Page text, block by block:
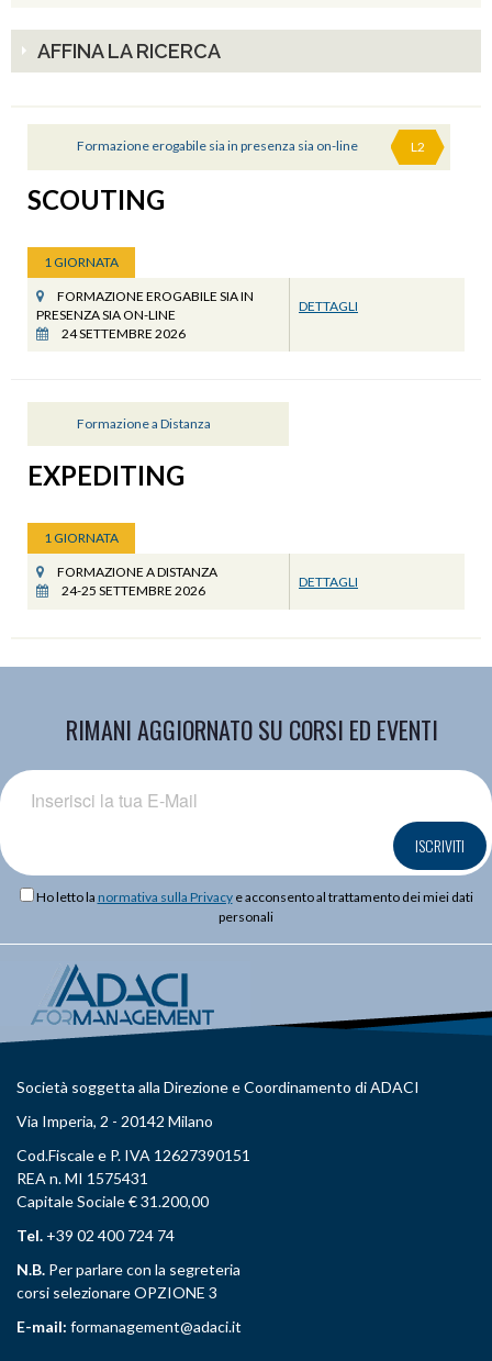
AFFINA LA RICERCA
Formazione erogabile sia in presenza sia on-line L2
SCOUTING
1 GIORNATA
FORMAZIONE EROGABILE SIA IN
PRESENZA SIA ON-LINE
24 SETTEMBRE 2026
DETTAGLI
Formazione a Distanza
EXPEDITING
1 GIORNATA
FORMAZIONE A DISTANZA
24-25 SETTEMBRE 2026
DETTAGLI
RIMANI AGGIORNATO SU CORSI ED EVENTI
ISCRIVITI
Ho letto la normativa sulla Privacye acconsento al trattamento dei miei dati
personali
Società soggetta alla Direzione e Coordinamento di ADACI
Via Imperia, 2 - 20142 Milano
Cod.Fiscale e P. IVA 12627390151
REA n. MI 1575431
Capitale Sociale € 31.200,00
Tel. +39 02 400 724 74
N.B. Per parlare con la segreteria
corsi selezionare OPZIONE 3
E-mail: formanagement@adaci.it